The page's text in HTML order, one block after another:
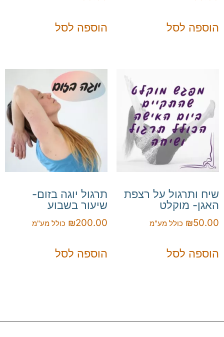
הוספה לסל הוספה לסל
שיח ותרגול על רצפת
האגן- מוקלט
₪50.00 כולל מע"מ
הוספה לסל
תרגול יוגה בזום-
שיעור בשבוע
₪200.00 כולל מע"מ
הוספה לסל